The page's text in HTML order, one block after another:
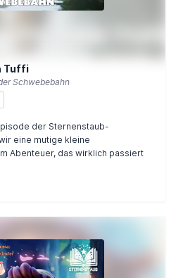
Tuffi
Schwebebahn
der Sternenstaub-
eine mutige kleine
Abenteuer, das wirklich passiert